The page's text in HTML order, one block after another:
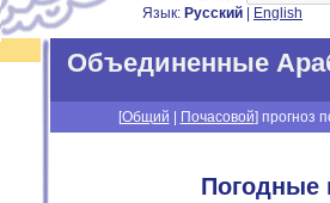
Язык: Русский English
Объединенные
[Общий Почасовой] прогноз
Погодные